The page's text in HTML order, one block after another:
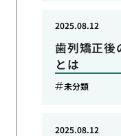
歯列矯正後
とは
2025.08.12
未分類
2025.08.12